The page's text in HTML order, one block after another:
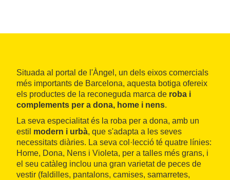
Situada al portal de l'Àngel, un dels eixos comercials
més importants de Barcelona, aquesta botiga ofereix
els productes de la reconeguda marca de roba i
complements per a dona, home i nens.
La seva especialitat és la roba per a dona, amb un
estil modern i urbà, que s'adapta a les seves
necessitats diàries. La seva col·lecció té quatre línies:
Home, Dona, Nens i Violeta, per a talles més grans, i
el seu catàleg inclou una gran varietat de peces de
vestir (faldilles, pantalons, camises, samarretes,